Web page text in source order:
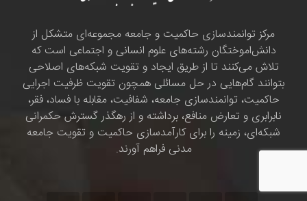
مرکز توانمندسازی حاکمیت و جامعه مجموعه‌ای متشکل از
دانش‌اموختگان رشته‌های علوم انسانی و اجتماعی است که
تلاش می‌کنند تا از طریق ایجاد و تقویت شبکه‌های اصلاحی
بتوانند گام‌هایی در حل مسائلی همچون تقویت ظرفیت اجرایی
حاکمیت، توانمندسازی جامعه، شفافیت، مقابله با فساد، فقر،
نابرابری و تعارض منافع، برداشته و از رهگذر گسترش حکمرانی
شبکه‌ای، زمینه را برای کارآمدسازی حاکمیت و تقویت جامعه
مدنی فراهم آورند.